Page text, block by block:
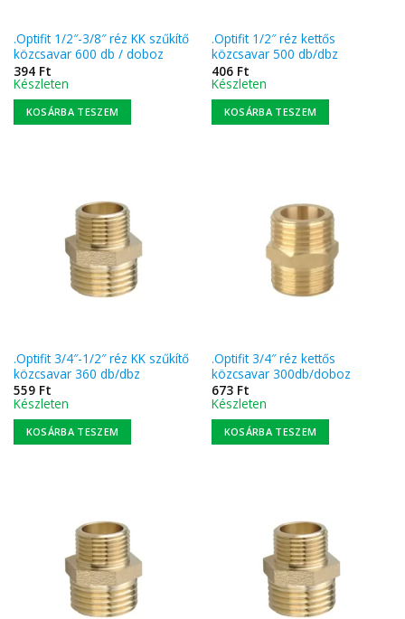
.Optifit 1/2″-3/8″ réz KK szűkítő
közcsavar 600 db / doboz
394 Ft
Készleten
KOSÁRBA TESZEM
.Optifit 1/2″ réz kettős
közcsavar 500 db/dbz
406 Ft
Készleten
KOSÁRBA TESZEM
.Optifit 3/4″-1/2″ réz KK szűkítő
közcsavar 360 db/dbz
559 Ft
Készleten
KOSÁRBA TESZEM
.Optifit 3/4″ réz kettős
közcsavar 300db/doboz
673 Ft
Készleten
KOSÁRBA TESZEM